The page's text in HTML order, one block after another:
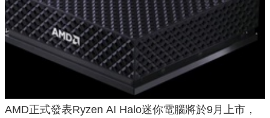
AMD正式發表Ryzen AI Halo迷你電腦將於9月上市，